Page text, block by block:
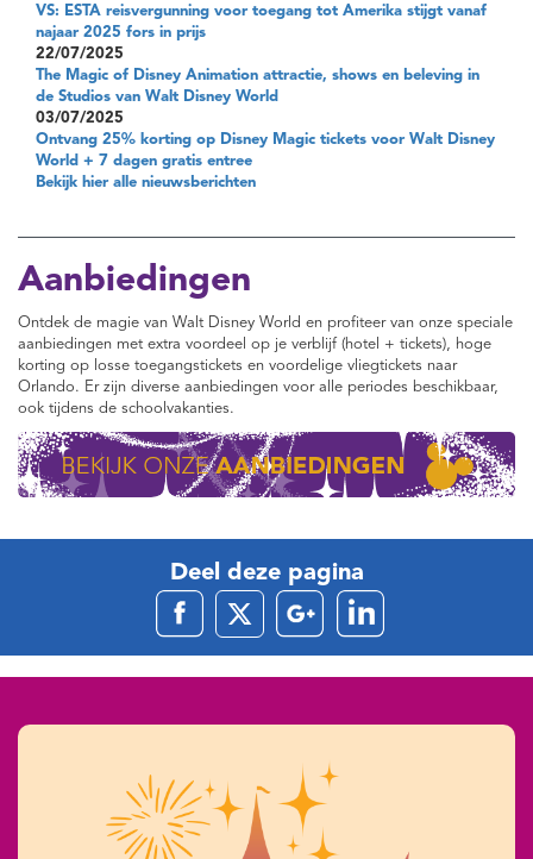
VS: ESTA reisvergunning voor toegang tot Amerika stijgt vanaf
najaar 2025 fors in prijs
22/07/2025
The Magic of Disney Animation attractie, shows en beleving in
de Studios van Walt Disney World
03/07/2025
Ontvang 25% korting op Disney Magic tickets voor Walt Disney
World + 7 dagen gratis entree
Bekijk hier alle nieuwsberichten
Aanbiedingen
Ontdek de magie van Walt Disney World en profiteer van onze speciale
aanbiedingen met extra voordeel op je verblijf (hotel + tickets), hoge
korting op losse toegangstickets en voordelige vliegtickets naar
Orlando. Er zijn diverse aanbiedingen voor alle periodes beschikbaar,
ook tijdens de schoolvakanties.
Deel deze pagina